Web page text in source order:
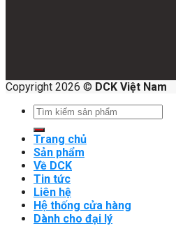
Copyright 2026 © DCK Việt Nam
Search
for:
Trang chủ
Sản phẩm
Về DCK
Tin tức
Liên hệ
Hệ thống cửa hàng
Dành cho đại lý